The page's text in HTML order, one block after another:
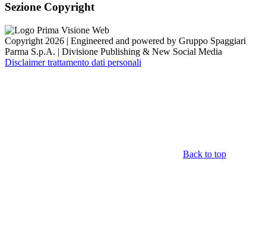
Sezione Copyright
Copyright 2026 | Engineered and powered by Gruppo Spaggiari
Parma S.p.A. | Divisione Publishing & New Social Media
Disclaimer trattamento dati personali
Back to top